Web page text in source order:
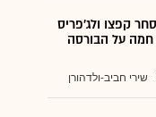
קפצו ולג'פריס
על הבורסה
שירי חביב-ולדהורן